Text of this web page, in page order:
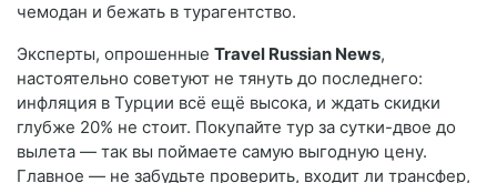
чемодан и бежать в турагентство.
Эксперты, опрошенные Travel Russian News,
настоятельно советуют не тянуть до последнего:
инфляция в Турции всё ещё высока, и ждать скидки
глубже 20% не стоит. Покупайте тур за сутки-двое до
вылета — так вы поймаете самую выгодную цену.
Главное — не забудьте проверить, входит ли трансфер,